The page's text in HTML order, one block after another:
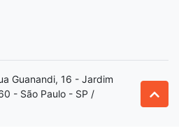
Guanandi, 16 - Jardim
- São Paulo - SP /